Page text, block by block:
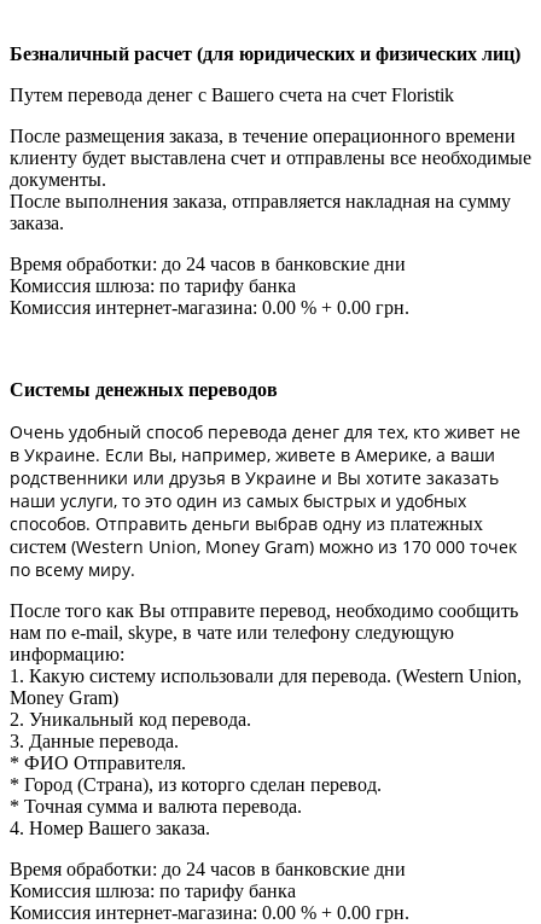
Безналичный расчет (для юридических и физических лиц)
Путем перевода денег с Вашего счета на счет Floristik
После размещения заказа, в течение операционного времени
клиенту будет выставлена счет и отправлены все необходимые
документы.
После выполнения заказа, отправляется накладная на сумму
заказа.
Время обработки: до 24 часов в банковские дни
Комиссия шлюза: по тарифу банка
Комиссия интернет-магазина: 0.00 % + 0.00 грн.
Системы денежных переводов
Очень удобный способ перевода денег для тех, кто живет не
в Украине. Если Вы, например, живете в Америке, а ваши
родственники или друзья в Украине и Вы хотите заказать
наши услуги, то это один из самых быстрых и удобных
способов. Отправить деньги выбрав одну из платежных
систем (Western Union, Money Gram) можно из 170 000 точек
по всему миру.
После того как Вы отправите перевод, необходимо сообщить
нам по e-mail, skype, в чате или телефону следующую
информацию:
1. Какую систему использовали для перевода. (Western Union,
Money Gram)
2. Уникальный код перевода.
3. Данные перевода.
* ФИО Отправителя.
* Город (Страна), из которго сделан перевод.
* Точная сумма и валюта перевода.
4. Номер Вашего заказа.
Время обработки: до 24 часов в банковские дни
Комиссия шлюза: по тарифу банка
Комиссия интернет-магазина: 0.00 % + 0.00 грн.